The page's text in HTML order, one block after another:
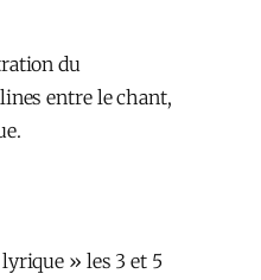
du
entre le chant,
» les 3 et 5